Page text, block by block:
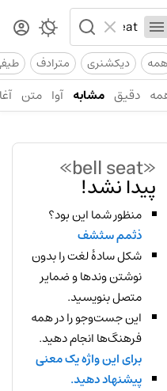
همه دیکشنری مترادف
دقیق مشابه آوا متن
«bell seat»
پیدا نشد!
منظور شما این بود؟
ذثمم سثشف
شکل سادهٔ لغت را بدون
نوشتن وندها و ضمایر
متصل بنویسید.
این جست‌وجو را در همه
فرهنگ‌ها انجام دهید.
برای این واژه یک معنی
پیشنهاد دهید.